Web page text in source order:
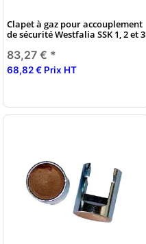
Clapet à gaz pour accouplement
de sécurité Westfalia SSK 1, 2 et 3
83,27 € *
68,82 € Prix HT